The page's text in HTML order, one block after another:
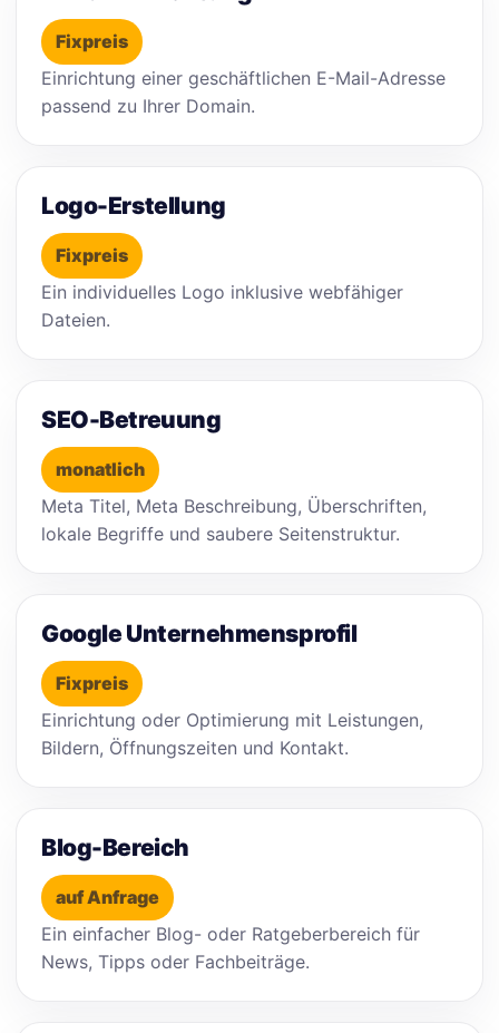
Fixpreis
Einrichtung einer geschäftlichen E-Mail-Adresse
passend zu Ihrer Domain.
Logo-Erstellung
Fixpreis
Ein individuelles Logo inklusive webfähiger
Dateien.
SEO-Betreuung
monatlich
Meta Titel, Meta Beschreibung, Überschriften,
lokale Begriffe und saubere Seitenstruktur.
Google Unternehmensprofil
Fixpreis
Einrichtung oder Optimierung mit Leistungen,
Bildern, Öffnungszeiten und Kontakt.
Blog-Bereich
auf Anfrage
Ein einfacher Blog- oder Ratgeberbereich für
News, Tipps oder Fachbeiträge.